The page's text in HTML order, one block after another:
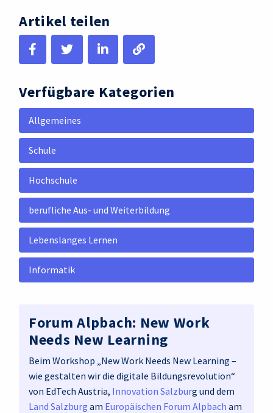
Artikel teilen
Verfügbare Kategorien
Allgemeines
Schule
Hochschule
berufliche Aus- und Weiterbildung
Lebenslanges Lernen
Informatik
Forum Alpbach: New Work
Needs New Learning
Beim Workshop „New Work Needs New Learning –
wie gestalten wir die digitale Bildungsrevolution“
von EdTech Austria, Innovation Salzburg und dem
Land Salzburg am Europäischen Forum Alpbach am